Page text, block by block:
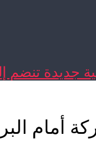
جديدة تنضم
في الذكرى